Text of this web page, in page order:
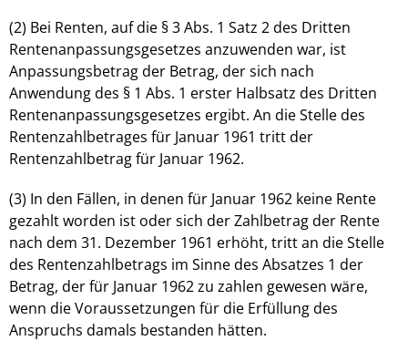
(2) Bei Renten, auf die § 3 Abs. 1 Satz 2 des Dritten
Rentenanpassungsgesetzes anzuwenden war, ist
Anpassungsbetrag der Betrag, der sich nach
Anwendung des § 1 Abs. 1 erster Halbsatz des Dritten
Rentenanpassungsgesetzes ergibt. An die Stelle des
Rentenzahlbetrages für Januar 1961 tritt der
Rentenzahlbetrag für Januar 1962.
(3) In den Fällen, in denen für Januar 1962 keine Rente
gezahlt worden ist oder sich der Zahlbetrag der Rente
nach dem 31. Dezember 1961 erhöht, tritt an die Stelle
des Rentenzahlbetrags im Sinne des Absatzes 1 der
Betrag, der für Januar 1962 zu zahlen gewesen wäre,
wenn die Voraussetzungen für die Erfüllung des
Anspruchs damals bestanden hätten.